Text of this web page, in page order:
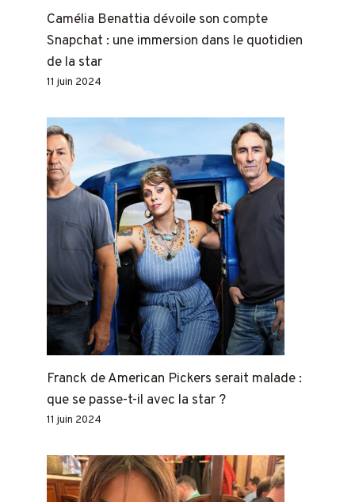
Camélia Benattia dévoile son compte
Snapchat : une immersion dans le quotidien
de la star
11 juin 2024
Franck de American Pickers serait malade :
que se passe-t-il avec la star ?
11 juin 2024